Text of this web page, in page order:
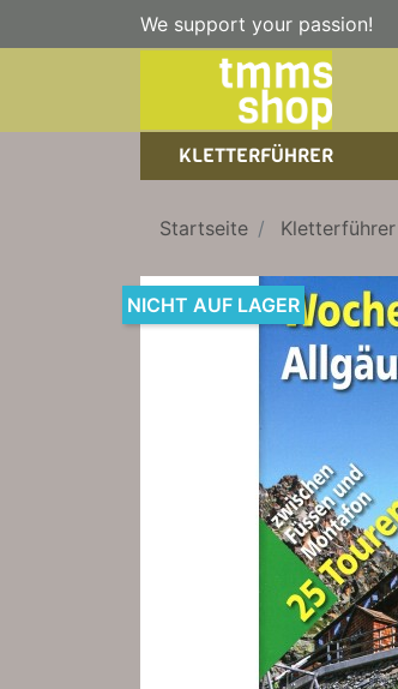
We support your passion!
KLETTERFÜHRER
TRAINING
KLETTER-KALENDER
BÜCHER
Startseite Kletterführer
NICHT AUF LAGER